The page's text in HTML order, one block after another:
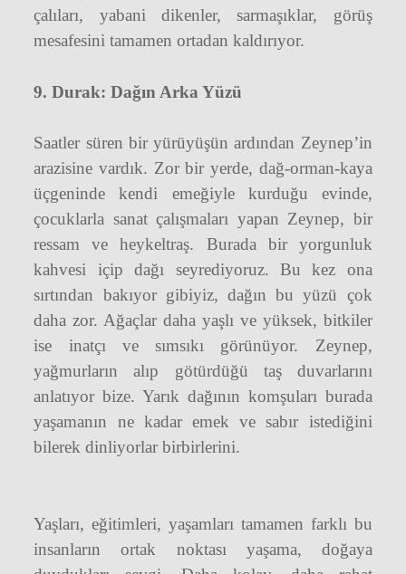
çalıları, yabani dikenler, sarmaşıklar, görüş
mesafesini tamamen ortadan kaldırıyor.
9. Durak: Dağın Arka Yüzü
Saatler süren bir yürüyüşün ardından Zeynep’in
arazisine vardık. Zor bir yerde, dağ-orman-kaya
üçgeninde kendi emeğiyle kurduğu evinde,
çocuklarla sanat çalışmaları yapan Zeynep, bir
ressam ve heykeltraş. Burada bir yorgunluk
kahvesi içip dağı seyrediyoruz. Bu kez ona
sırtından bakıyor gibiyiz, dağın bu yüzü çok
daha zor. Ağaçlar daha yaşlı ve yüksek, bitkiler
ise inatçı ve sımsıkı görünüyor. Zeynep,
yağmurların alıp götürdüğü taş duvarlarını
anlatıyor bize. Yarık dağının komşuları burada
yaşamanın ne kadar emek ve sabır istediğini
bilerek dinliyorlar birbirlerini.
Yaşları, eğitimleri, yaşamları tamamen farklı bu
insanların ortak noktası yaşama, doğaya